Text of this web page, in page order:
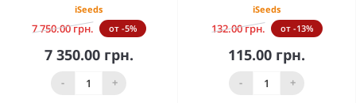
iSeeds
7 750.00 грн. от -5%
7 350.00 грн.
- +
iSeeds
132.00 грн. от -13%
115.00 грн.
- +